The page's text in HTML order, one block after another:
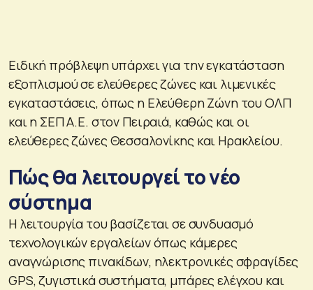
Ειδική πρόβλεψη υπάρχει για την εγκατάσταση
εξοπλισμού σε ελεύθερες ζώνες και λιμενικές
εγκαταστάσεις, όπως η Ελεύθερη Ζώνη του ΟΛΠ
και η ΣΕΠ Α.Ε. στον Πειραιά, καθώς και οι
ελεύθερες ζώνες Θεσσαλονίκης και Ηρακλείου.
Πώς θα λειτουργεί το νέο
σύστημα
Η λειτουργία του βασίζεται σε συνδυασμό
τεχνολογικών εργαλείων όπως κάμερες
αναγνώρισης πινακίδων, ηλεκτρονικές σφραγίδες
GPS, ζυγιστικά συστήματα, μπάρες ελέγχου και